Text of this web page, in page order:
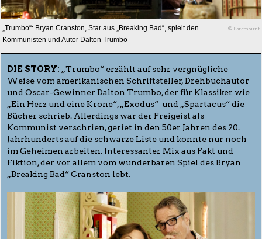
„Trumbo“: Bryan Cranston, Star aus „Breaking Bad“, spielt den
Kommunisten und Autor Dalton Trumbo
© Paramount
DIE STORY: „Trumbo“ erzählt auf sehr vergnügliche
Weise vom amerikanischen Schriftsteller, Drehbuchautor
und Oscar-Gewinner Dalton Trumbo, der für Klassiker wie
„Ein Herz und eine Krone“, „Exodus“ und „Spartacus“ die
Bücher schrieb. Allerdings war der Freigeist als
Kommunist verschrien, geriet in den 50er Jahren des 20.
Jahrhunderts auf die schwarze Liste und konnte nur noch
im Geheimen arbeiten. Interessanter Mix aus Fakt und
Fiktion, der vor allem vom wunderbaren Spiel des Bryan
„Breaking Bad“ Cranston lebt.